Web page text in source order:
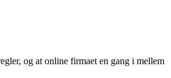
og at online firmaet en gang i mellem